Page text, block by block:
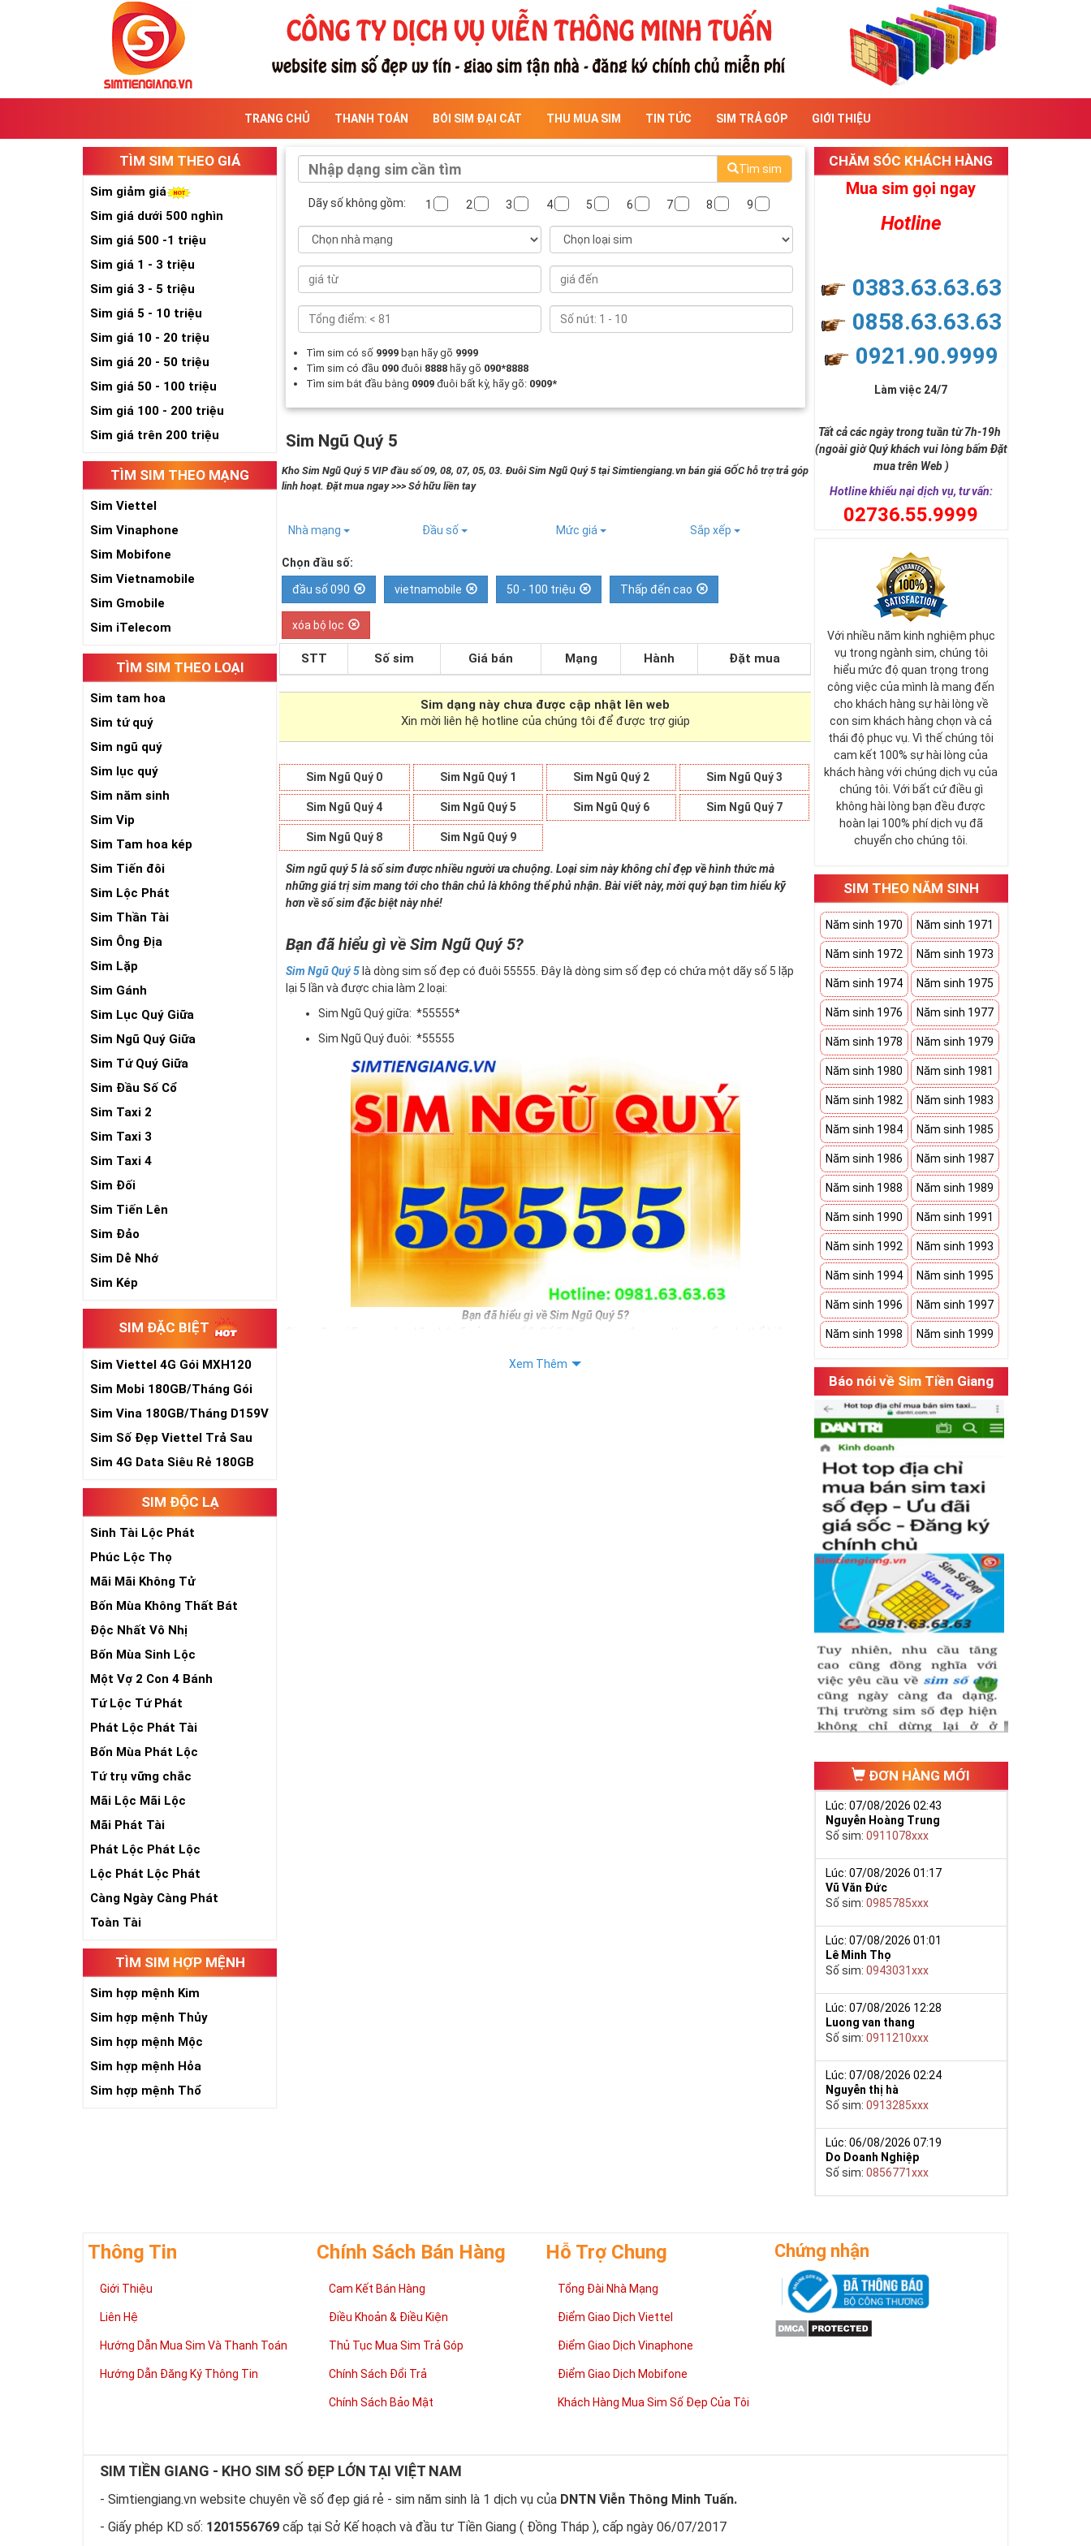
TRANG CHỦ THANH TOÁN BÓI SIM ĐẠI CÁT THU MUA SIM TIN TỨC SIM TRẢ GÓP GIỚI THIỆU
TÌM SIM THEO GIÁ
Sim giảm giá
Sim giá dưới 500 nghìn
Sim giá 500 -1 triệu
Sim giá 1 - 3 triệu
Sim giá 3 - 5 triệu
Sim giá 5 - 10 triệu
Sim giá 10 - 20 triệu
Sim giá 20 - 50 triệu
Sim giá 50 - 100 triệu
Sim giá 100 - 200 triệu
Sim giá trên 200 triệu
TÌM SIM THEO MẠNG
Sim Viettel
Sim Vinaphone
Sim Mobifone
Sim Vietnamobile
Sim Gmobile
Sim iTelecom
TÌM SIM THEO LOẠI
Sim tam hoa
Sim tứ quý
Sim ngũ quý
Sim lục quý
Sim năm sinh
Sim Vip
Sim Tam hoa kép
Sim Tiến đôi
Sim Lộc Phát
Sim Thần Tài
Sim Ông Địa
Sim Lặp
Sim Gánh
Sim Lục Quý Giữa
Sim Ngũ Quý Giữa
Sim Tứ Quý Giữa
Sim Đầu Số Cổ
Sim Taxi 2
Sim Taxi 3
Sim Taxi 4
Sim Đối
Sim Tiến Lên
Sim Đảo
Sim Dễ Nhớ
Sim Kép
SIM ĐẶC BIỆT
Sim Viettel 4G Gói MXH120
Siêu Rẻ
Sim Mobi 180GB/Tháng Gói
TK159
Sim Vina 180GB/Tháng D159V
Sim Số Đẹp Viettel Trả Sau
Sim 4G Data Siêu Rẻ 180GB
SIM ĐỘC LẠ
Sinh Tài Lộc Phát
Phúc Lộc Thọ
Mãi Mãi Không Tử
Bốn Mùa Không Thất Bát
Độc Nhất Vô Nhị
Bốn Mùa Sinh Lộc
Một Vợ 2 Con 4 Bánh
Tứ Lộc Tứ Phát
Phát Lộc Phát Tài
Bốn Mùa Phát Lộc
Tứ trụ vững chắc
Mãi Lộc Mãi Lộc
Mãi Phát Tài
Phát Lộc Phát Lộc
Lộc Phát Lộc Phát
Càng Ngày Càng Phát
Toàn Tài
TÌM SIM HỢP MỆNH
Sim hợp mệnh Kim
Sim hợp mệnh Thủy
Sim hợp mệnh Mộc
Sim hợp mệnh Hỏa
Sim hợp mệnh Thổ
Tìm sim
Dãy số không gồm: 1 2 3 4 5 6 7 8 9
Tìm sim có số 9999 bạn hãy gõ 9999
Tìm sim có đầu 090đuôi 8888 hãy gõ 090*8888
Tìm sim bắt đầu bằng 0909 đuôi bất kỳ, hãy gõ: 0909*
Sim Ngũ Quý 5
Kho Sim Ngũ Quý 5 VIP đầu số 09, 08, 07, 05, 03. Đuôi Sim Ngũ Quý 5 tại Simtiengiang.vn bán giá GỐC hỗ trợ trả góp
linh hoạt. Đặt mua ngay >>> Sở hữu liền tay
Nhà mạng Đầu số Mức giá Sắp xếp
Chọn đầu số:
đầu số 090 vietnamobile 50 - 100 triệu Thấp đến cao
xóa bộ lọc
STT Số sim Giá bán Mạng Hành Đặt mua
Sim dạng này chưa được cập nhật lên web
Xin mời liên hệ hotline của chúng tôi để được trợ giúp
Sim Ngũ Quý 0 Sim Ngũ Quý 1 Sim Ngũ Quý 2 Sim Ngũ Quý 3
Sim Ngũ Quý 4 Sim Ngũ Quý 5 Sim Ngũ Quý 6 Sim Ngũ Quý 7
Sim Ngũ Quý 8 Sim Ngũ Quý 9
Sim ngũ quý 5 là số sim được nhiều người ưa chuộng. Loại sim này không chỉ đẹp về hình thức mà
những giá trị sim mang tới cho thân chủ là không thể phủ nhận. Bài viết này, mời quý bạn tìm hiểu kỹ
hơn về số sim đặc biệt này nhé!
Bạn đã hiểu gì về Sim Ngũ Quý 5?
Sim Ngũ Quý 5 là dòng sim số đẹp có đuôi 55555. Đây là dòng sim số đẹp có chứa một dãy số 5 lặp
lại 5 lần và được chia làm 2 loại:
Sim Ngũ Quý giữa: *55555*
Sim Ngũ Quý đuôi: *55555
Bạn đã hiểu gì về Sim Ngũ Quý 5?
Tại sao nên sở hữu sim ngũ quý 5?
Xem Thêm
CHĂM SÓC KHÁCH HÀNG
Mua sim gọi ngay
Hotline
0383.63.63.63
0858.63.63.63
0921.90.9999
Làm việc 24/7
Tất cả các ngày trong tuần từ 7h-19h
(ngoài giờ Quý khách vui lòng bấm Đặt
mua trên Web )
Hotline khiếu nại dịch vụ, tư vấn:
02736.55.9999
Với nhiều năm kinh nghiệm phục
vụ trong ngành sim, chúng tôi
hiểu mức độ quan trọng trong
công việc của mình là mang đến
cho khách hàng sự hài lòng về
con sim khách hàng chọn và cả
thái độ phục vụ. Vì thế chúng tôi
cam kết 100% sự hài lòng của
khách hàng với chúng dịch vụ của
chúng tôi. Với bất cứ điều gì
không hài lòng bạn đều được
hoàn lại 100% phí dịch vụ đã
chuyển cho chúng tôi.
SIM THEO NĂM SINH
Năm sinh 1970 Năm sinh 1971
Năm sinh 1972 Năm sinh 1973
Năm sinh 1974 Năm sinh 1975
Năm sinh 1976 Năm sinh 1977
Năm sinh 1978 Năm sinh 1979
Năm sinh 1980 Năm sinh 1981
Năm sinh 1982 Năm sinh 1983
Năm sinh 1984 Năm sinh 1985
Năm sinh 1986 Năm sinh 1987
Năm sinh 1988 Năm sinh 1989
Năm sinh 1990 Năm sinh 1991
Năm sinh 1992 Năm sinh 1993
Năm sinh 1994 Năm sinh 1995
Năm sinh 1996 Năm sinh 1997
Năm sinh 1998 Năm sinh 1999
Báo nói về Sim Tiền Giang
ĐƠN HÀNG MỚI
Lúc: 07/08/2026 02:43
Nguyễn Hoàng Trung
Số sim:0911078xxx
Lúc: 07/08/2026 01:17
Vũ Văn Đức
Số sim:0985785xxx
Lúc: 07/08/2026 01:01
Lê Minh Thọ
Số sim:0943031xxx
Lúc: 07/08/2026 12:28
Luong van thang
Số sim:0911210xxx
Lúc: 07/08/2026 02:24
Nguyễn thị hà
Số sim:0913285xxx
Lúc: 06/08/2026 07:19
Do Doanh Nghiệp
Số sim:0856771xxx
Thông Tin
Giới Thiệu
Liên Hệ
Hướng Dẫn Mua Sim Và Thanh Toán
Hướng Dẫn Đăng Ký Thông Tin
Chính Sách Bán Hàng
Cam Kết Bán Hàng
Điều Khoản & Điều Kiện
Thủ Tục Mua Sim Trả Góp
Chính Sách Đổi Trả
Chính Sách Bảo Mật
Hỗ Trợ Chung
Tổng Đài Nhà Mạng
Điểm Giao Dịch Viettel
Điểm Giao Dịch Vinaphone
Điểm Giao Dịch Mobifone
Khách Hàng Mua Sim Số Đẹp Của Tôi
Chứng nhận
SIM TIỀN GIANG - KHO SIM SỐ ĐẸP LỚN TẠI VIỆT NAM
- Simtiengiang.vn website chuyên về số đẹp giá rẻ - sim năm sinh là 1 dịch vụ của DNTN Viễn Thông Minh Tuấn.
- Giấy phép KD số: 1201556769 cấp tại Sở Kế hoạch và đầu tư Tiền Giang ( Đồng Tháp ), cấp ngày 06/07/2017